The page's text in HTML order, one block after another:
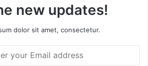
new updates!
dolor sit amet, consectetur.